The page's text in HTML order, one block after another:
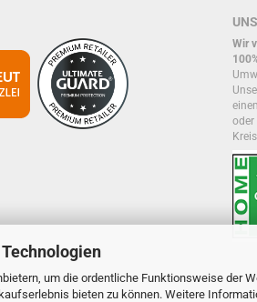
um die ordentliche Funktionsweise der
bieten zu können. Weitere
Wir
oder